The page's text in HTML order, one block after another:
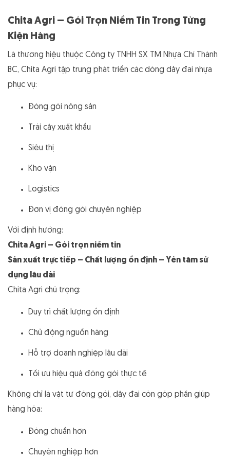
Chita Agri – Gói Trọn Niềm Tin Trong Từng
Kiện Hàng
Là thương hiệu thuộc Công ty TNHH SX TM Nhựa Chí Thành
BC, Chita Agri tập trung phát triển các dòng dây đai nhựa
phục vụ:
Đóng gói nông sản
Trái cây xuất khẩu
Siêu thị
Kho vận
Logistics
Đơn vị đóng gói chuyên nghiệp
Với định hướng:
Chita Agri – Gói trọn niềm tin
Sản xuất trực tiếp – Chất lượng ổn định – Yên tâm sử
dụng lâu dài
Chita Agri chú trọng:
Duy trì chất lượng ổn định
Chủ động nguồn hàng
Hỗ trợ doanh nghiệp lâu dài
Tối ưu hiệu quả đóng gói thực tế
Không chỉ là vật tư đóng gói, dây đai còn góp phần giúp
hàng hóa:
Đóng chuẩn hơn
Chuyên nghiệp hơn